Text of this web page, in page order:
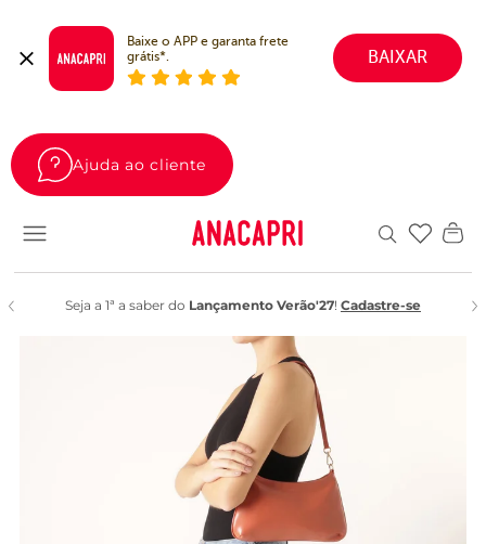
Baixe o APP e garanta frete
grátis*.
BAIXAR
Ajuda ao cliente
Seja a 1ª a saber do Lançamento Verão'27! Cadastre-se